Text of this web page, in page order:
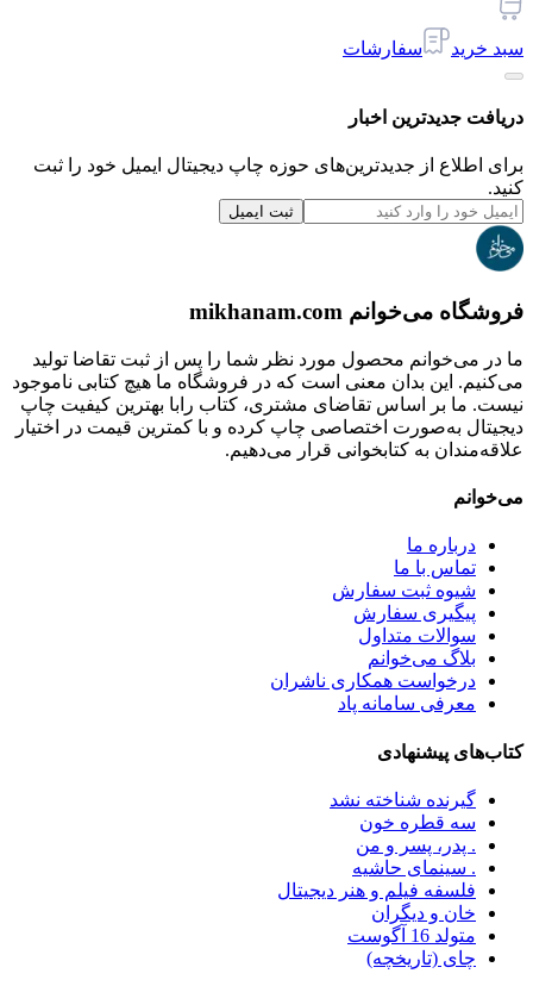
سبد خرید سفارشات
دریافت جدیدترین‌ اخبار
برای اطلاع از جدیدترین‌های حوزه چاپ دیجیتال ایمیل خود را ثبت
کنید.
ثبت ایمیل
فروشگاه می‌خوانم mikhanam.com
ما در می‌خوانم محصول مورد نظر شما را پس از ثبت تقاضا تولید
می‌کنیم. این بدان معنی است که در فروشگاه ما هیچ کتابی ناموجود
نیست. ما بر اساس تقاضای مشتری، کتاب رابا بهترین کیفیت چاپ
دیجیتال به‌صورت اختصاصی چاپ کرده و با کمترین قیمت در اختیار
علاقه‌مندان به کتابخوانی قرار می‌دهیم.
می‌خوانم
درباره ما
تماس با ما
شیوه ثبت سفارش
پیگیری سفارش
سوالات متداول
بلاگ می‌خوانم
درخواست همکاری ناشران
معرفی سامانه پاد
کتاب‌های پیشنهادی
گیرنده شناخته نشد
سه قطره خون
. پدر، پسر و من
. سینمای حاشیه
فلسفه فیلم و هنر دیجیتال
خان و دیگران
متولد 16 آگوست
چای (تاریخچه)